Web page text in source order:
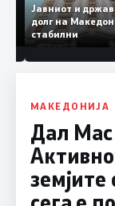
Јавниот и
долг на
стабилни
МАКЕДОНИЈА
Дал